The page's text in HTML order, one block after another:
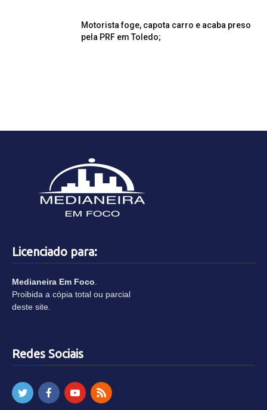
Motorista foge, capota carro e acaba preso
pela PRF em Toledo;
Licenciado para:
Medianeira Em Foco
Proibida a cópia total ou parcial
deste site.
Redes Sociais